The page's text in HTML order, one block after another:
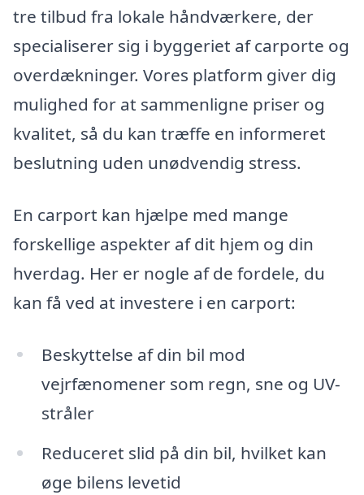
tre tilbud fra lokale håndværkere, der
specialiserer sig i byggeriet af carporte og
overdækninger. Vores platform giver dig
mulighed for at sammenligne priser og
kvalitet, så du kan træffe en informeret
beslutning uden unødvendig stress.
En carport kan hjælpe med mange
forskellige aspekter af dit hjem og din
hverdag. Her er nogle af de fordele, du
kan få ved at investere i en carport:
Beskyttelse af din bil mod
vejrfænomener som regn, sne og UV-
stråler
Reduceret slid på din bil, hvilket kan
øge bilens levetid